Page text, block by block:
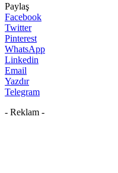
Paylaş
Facebook
Twitter
Pinterest
WhatsApp
Linkedin
Email
Yazdır
Telegram
- Reklam -